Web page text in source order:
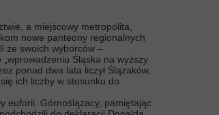
a miejscowy metropolita,
nowe panteony regionalnych
ze swoich wyborców –
Śląska na wyższy
ponad dwa lata liczył Ślązaków,
ich liczby w stosunku do
euforii. Górnoślązacy, pamiętając